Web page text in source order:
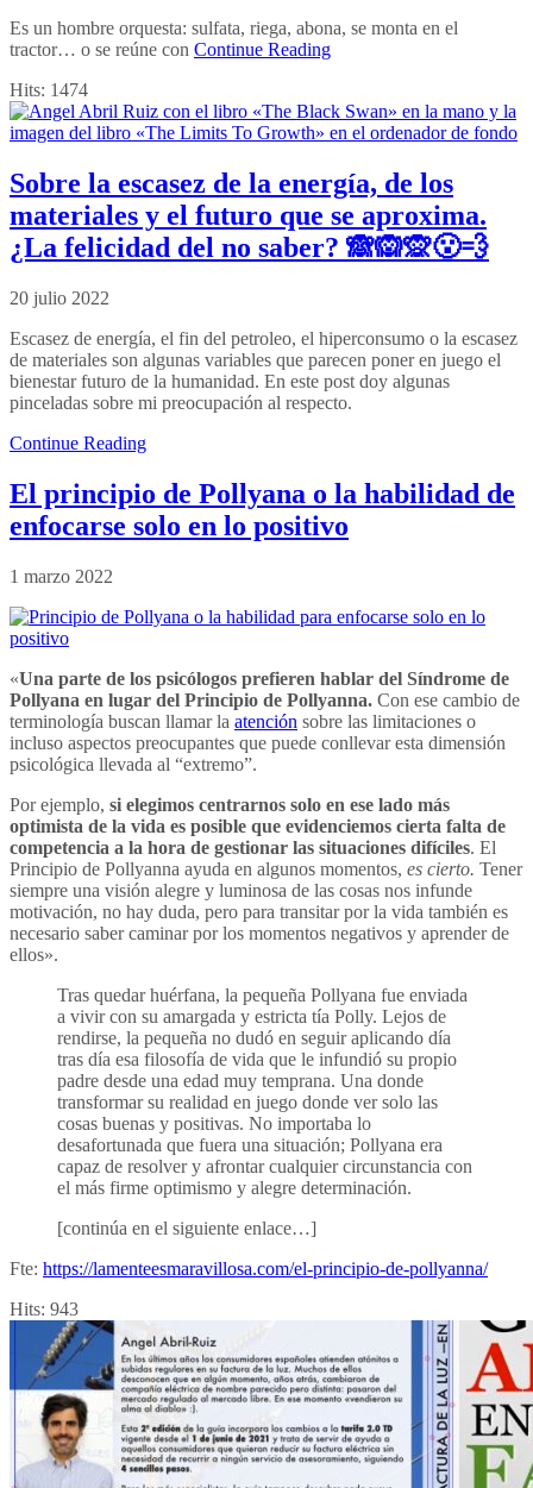
Es un hombre orquesta: sulfata, riega, abona, se monta en el
tractor… o se reúne con Continue Reading
Hits: 1474
Sobre la escasez de la energía, de los
materiales y el futuro que se aproxima.
¿La felicidad del no saber? 🙈🙉🙊😮‍💨
20 julio 2022
Escasez de energía, el fin del petroleo, el hiperconsumo o la escasez
de materiales son algunas variables que parecen poner en juego el
bienestar futuro de la humanidad. En este post doy algunas
pinceladas sobre mi preocupación al respecto.
Continue Reading
El principio de Pollyana o la habilidad de
enfocarse solo en lo positivo
1 marzo 2022
«Una parte de los psicólogos prefieren hablar del Síndrome de
Pollyana en lugar del Principio de Pollyanna. Con ese cambio de
terminología buscan llamar la atención sobre las limitaciones o
incluso aspectos preocupantes que puede conllevar esta dimensión
psicológica llevada al “extremo”.
Por ejemplo, si elegimos centrarnos solo en ese lado más
optimista de la vida es posible que evidenciemos cierta falta de
competencia a la hora de gestionar las situaciones difíciles. El
Principio de Pollyanna ayuda en algunos momentos, es cierto. Tener
siempre una visión alegre y luminosa de las cosas nos infunde
motivación, no hay duda, pero para transitar por la vida también es
necesario saber caminar por los momentos negativos y aprender de
ellos».
Tras quedar huérfana, la pequeña Pollyana fue enviada
a vivir con su amargada y estricta tía Polly. Lejos de
rendirse, la pequeña no dudó en seguir aplicando día
tras día esa filosofía de vida que le infundió su propio
padre desde una edad muy temprana. Una donde
transformar su realidad en juego donde ver solo las
cosas buenas y positivas. No importaba lo
desafortunada que fuera una situación; Pollyana era
capaz de resolver y afrontar cualquier circunstancia con
el más firme optimismo y alegre determinación.
[continúa en el siguiente enlace…]
Fte: https://lamenteesmaravillosa.com/el-principio-de-pollyanna/
Hits: 943